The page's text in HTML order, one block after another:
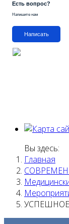
Есть вопрос?
Напишите нам
Написать
Вы здесь:
Главная